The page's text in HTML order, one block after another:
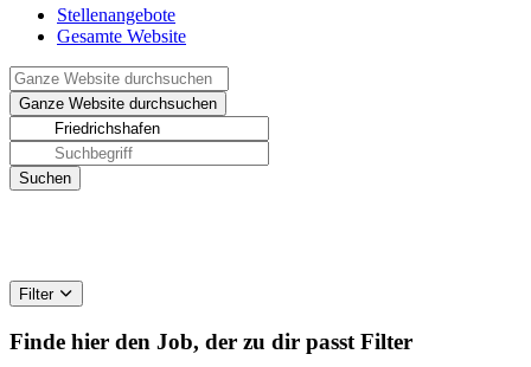
Stellenangebote
Gesamte Website
Filter
Finde hier den Job, der zu dir passt Filter